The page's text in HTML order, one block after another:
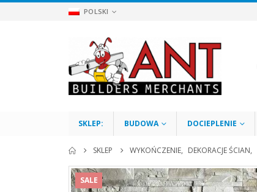
POLSKI
SKLEP: BUDOWA DOCIEPLENIE
SKLEP WYKOŃCZENIE, DEKORACJE ŚCIAN,
SALE